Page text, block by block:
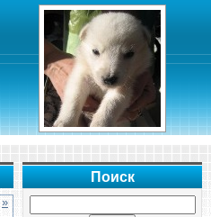
Поиск
»